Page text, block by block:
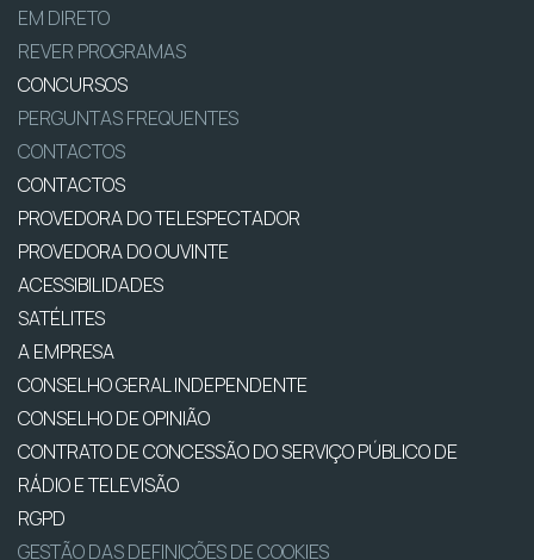
EM DIRETO
REVER PROGRAMAS
CONCURSOS
PERGUNTAS FREQUENTES
CONTACTOS
CONTACTOS
PROVEDORA DO TELESPECTADOR
PROVEDORA DO OUVINTE
ACESSIBILIDADES
SATÉLITES
A EMPRESA
CONSELHO GERAL INDEPENDENTE
CONSELHO DE OPINIÃO
CONTRATO DE CONCESSÃO DO SERVIÇO PÚBLICO DE
RÁDIO E TELEVISÃO
RGPD
GESTÃO DAS DEFINIÇÕES DE COOKIES